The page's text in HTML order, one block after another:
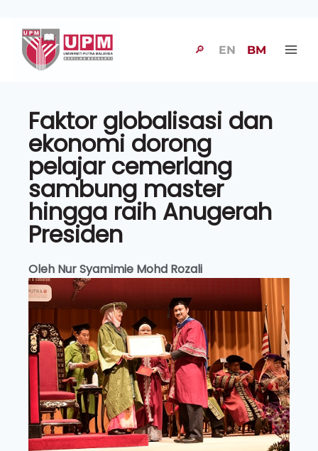
🔎 EN BM
Faktor globalisasi dan
ekonomi dorong
pelajar cemerlang
sambung master
hingga raih Anugerah
Presiden
Oleh Nur Syamimie Mohd Rozali